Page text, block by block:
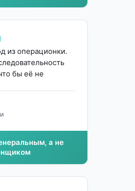
из операционки.
бы её не
а не